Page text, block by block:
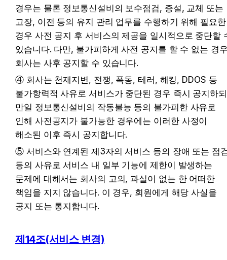
경우는 물론 정보통신설비의 보수점검, 증설, 교체 또는
고장, 이전 등의 유지 관리 업무를 수행하기 위해 필요한
경우 사전 공지 후 서비스의 제공을 일시적으로 중단할
있습니다. 다만, 불가피하게 사전 공지를 할 수 없는 경
회사는 사후 공지할 수 있습니다.
④ 회사는 천재지변, 전쟁, 폭동, 테러, 해킹, DDOS 등
불가항력적 사유로 서비스가 중단된 경우 즉시 공지하되
만일 정보통신설비의 작동불능 등의 불가피한 사유로
인해 사전공지가 불가능한 경우에는 이러한 사정이
해소된 이후 즉시 공지합니다.
⑤ 서비스와 연계된 제3자의 서비스 등의 장애 또는 점
등의 사유로 서비스 내 일부 기능에 제한이 발생하는
문제에 대해서는 회사의 고의, 과실이 없는 한 어떠한
책임을 지지 않습니다. 이 경우, 회원에게 해당 사실을
공지 또는 통지합니다.
제14조(서비스 변경)